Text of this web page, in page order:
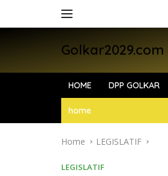
Golkar2029.com
HOME DPP GOLKAR
home
Home LEGISLATIF
LEGISLATIF